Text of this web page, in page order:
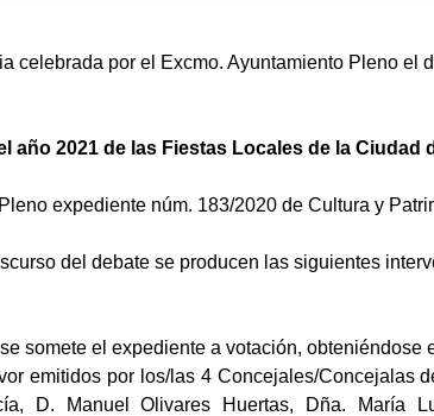
celebrada por el Excmo. Ayuntamiento Pleno el
año 2021 de las Fiestas Locales de la Ciudad
expediente núm. 183/2020 de Cultura y
del debate se producen las siguientes
somete el expediente a votación, obteniéndose
emitidos por los/las 4 Concejales/Concejalas
D. Manuel Olivares Huertas, Dña. María